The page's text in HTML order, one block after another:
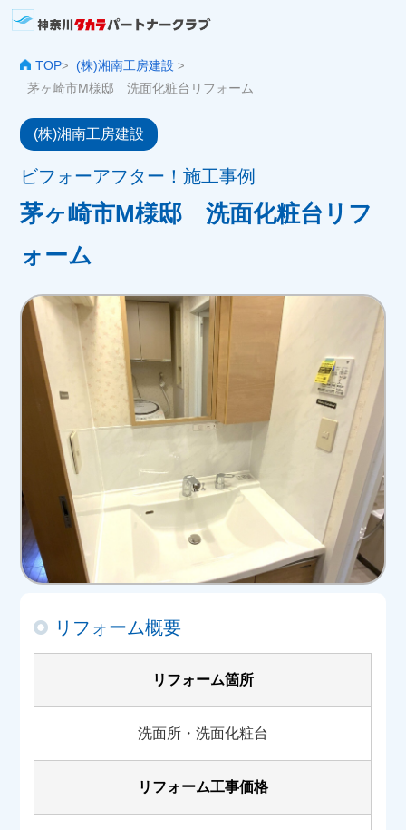
TOP> (株)湘南工房建設>
茅ヶ崎市M様邸 洗面化粧台リフォーム
(株)湘南工房建設
ビフォーアフター！施工事例
茅ヶ崎市M様邸 洗面化粧台リフ
ォーム
リフォーム概要
リフォーム箇所
洗面所・洗面化粧台
リフォーム工事価格